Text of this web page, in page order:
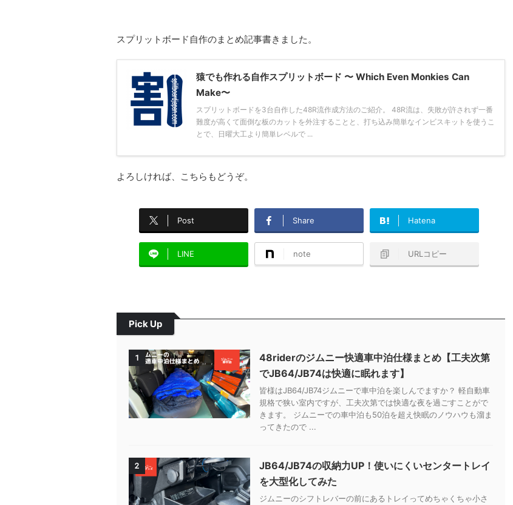
スプリットボード自作のまとめ記事書きました。
猿でも作れる自作スプリットボード 〜 Which Even Monkies Can
Make〜
スプリットボードを3台自作した48R流作成方法のご紹介。 48R流は、失敗が許されず一番
難度が高くて面倒な板のカットを外注することと、打ち込み簡単なインビスキットを使うこ
とで、日曜大工より簡単レベルで ...
よろしければ、こちらもどうぞ。
Post Share Hatena
LINE note URLコピー
Pick Up
1
48riderのジムニー快適車中泊仕様まとめ【工夫次第
でJB64/JB74は快適に眠れます】
皆様はJB64/JB74ジムニーで車中泊を楽しんでますか？ 軽自動車
規格で狭い室内ですが、工夫次第では快適な夜を過ごすことがで
きます。 ジムニーでの車中泊も50泊を超え快眠のノウハウも溜ま
ってきたので ...
2
JB64/JB74の収納力UP！使いにくいセンタートレイ
を大型化してみた
ジムニーのシフトレバーの前にあるトレイってめちゃくちゃ小さ